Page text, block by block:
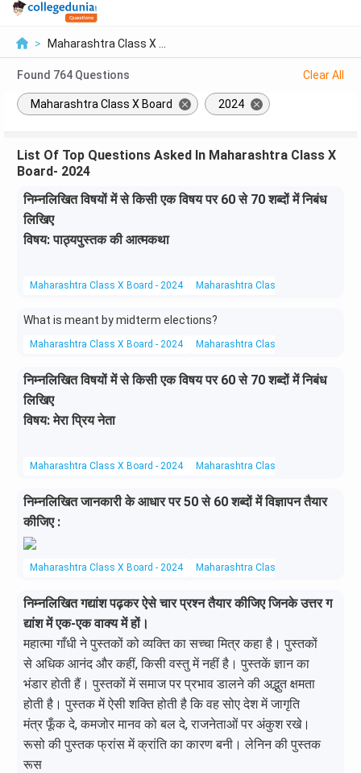
> Maharashtra Class X ...
Found 764 Questions Clear All
Maharashtra Class X Board 2024
List Of Top Questions Asked In Maharashtra Class X
Board- 2024
निम्नलिखित विषयों में से किसी एक विषय पर 60 से 70 शब्दों में निबंध
लिखिए
विषय: पाठ्यपुस्तक की आत्मकथा
Maharashtra Class X Board - 2024 Maharashtra Class X Board
What is meant by midterm elections?
Maharashtra Class X Board - 2024 Maharashtra Class X Board
निम्नलिखित विषयों में से किसी एक विषय पर 60 से 70 शब्दों में निबंध
लिखिए
विषय: मेरा प्रिय नेता
Maharashtra Class X Board - 2024 Maharashtra Class X Board
निम्नलिखित जानकारी के आधार पर 50 से 60 शब्दों में विज्ञापन तैयार
कीजिए :
Maharashtra Class X Board - 2024 Maharashtra Class X Board
निम्नलिखित गद्यांश पढ़कर ऐसे चार प्रश्न तैयार कीजिए जिनके उत्तर ग
द्यांश में एक-एक वाक्य में हों।
महात्मा गाँधी ने पुस्तकों को व्यक्ति का सच्चा मित्र कहा है। पुस्तकों
से अधिक आनंद और कहीं, किसी वस्तु में नहीं है। पुस्तकें ज्ञान का
भंडार होती हैं। पुस्तकों में समाज पर प्रभाव डालने की अद्भुत क्षमता
होती है। पुस्तक में ऐसी शक्ति होती है कि वह सोए देश में जागृति
मंत्र फूँक दे, कमजोर मानव को बल दे, राजनेताओं पर अंकुश रखे।
रूसो की पुस्तक फ्रांस में क्रांति का कारण बनी। लेनिन की पुस्तक
रूस